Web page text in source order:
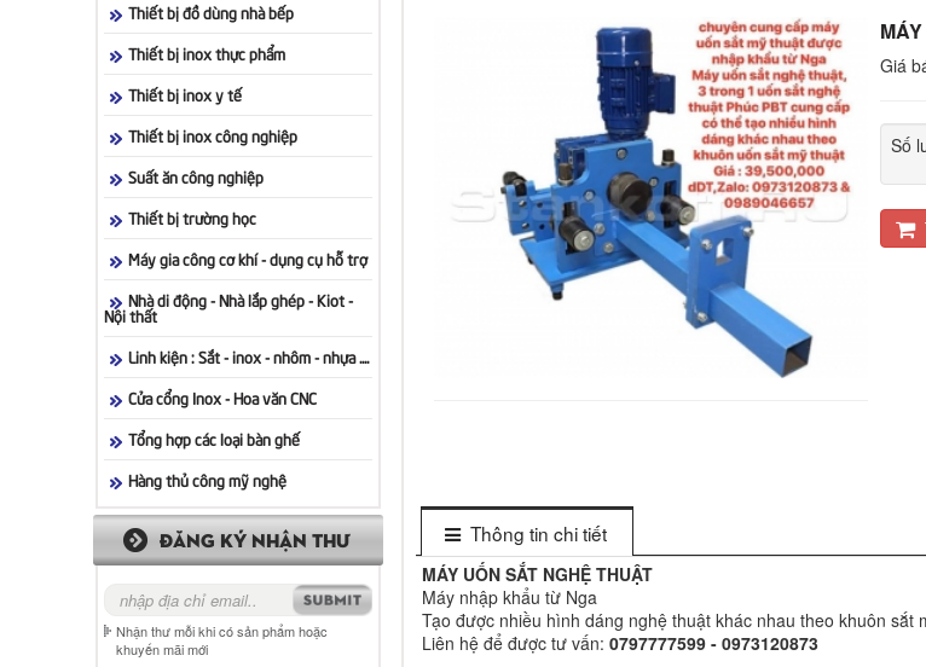
Giá
Số
Thông tin chi tiết
MÁY UỐN SẮT NGHỆ THUẬT
Máy nhập khẩu từ Nga
Tạo được nhiều hình dáng nghệ thuật khác nhau theo khuôn sắt
Liên hệ để được tư vấn: 0797777599 - 0973120873
Thiết bị đồ dùng nhà bếp
Thiết bị inox thực phẩm
Thiết bị inox y tế
Thiết bị inox công nghiệp
Suất ăn công nghiệp
Thiết bị trường học
Máy gia công cơ khí - dụng cụ hỗ trợ
Nhà di động - Nhà lắp ghép - Kiot -
Nội thất
Linh kiện : Sắt - inox - nhôm - nhựa ....
Cửa cổng Inox - Hoa văn CNC
Tổng hợp các loại bàn ghế
Hàng thủ công mỹ nghệ
ĐĂNG KÝ NHẬN THƯ
Nhận thư mỗi khi có sản phẩm hoặc
khuyến mãi mới